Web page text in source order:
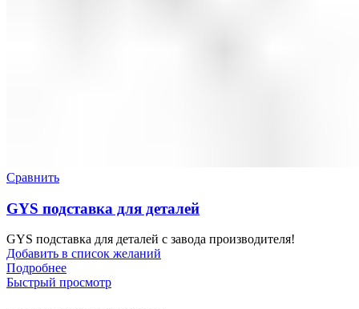
Сравнить
GYS подставка для деталей
GYS подставка для деталей с завода производителя!
Добавить в список желаний
Подробнее
Быстрый просмотр